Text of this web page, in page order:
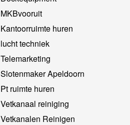
MKBvooruit
Kantoorruimte huren
lucht techniek
Telemarketing
Slotenmaker Apeldoorn
Pt ruimte huren
Vetkanaal reiniging
Vetkanalen Reinigen